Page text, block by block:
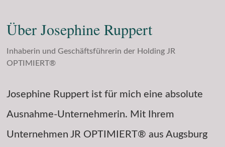
Über Josephine Ruppert
Inhaberin und Geschäftsführerin der Holding JR
OPTIMIERT®
Josephine Ruppert ist für mich eine absolute
Ausnahme-Unternehmerin. Mit Ihrem
Unternehmen JR OPTIMIERT® aus Augsburg